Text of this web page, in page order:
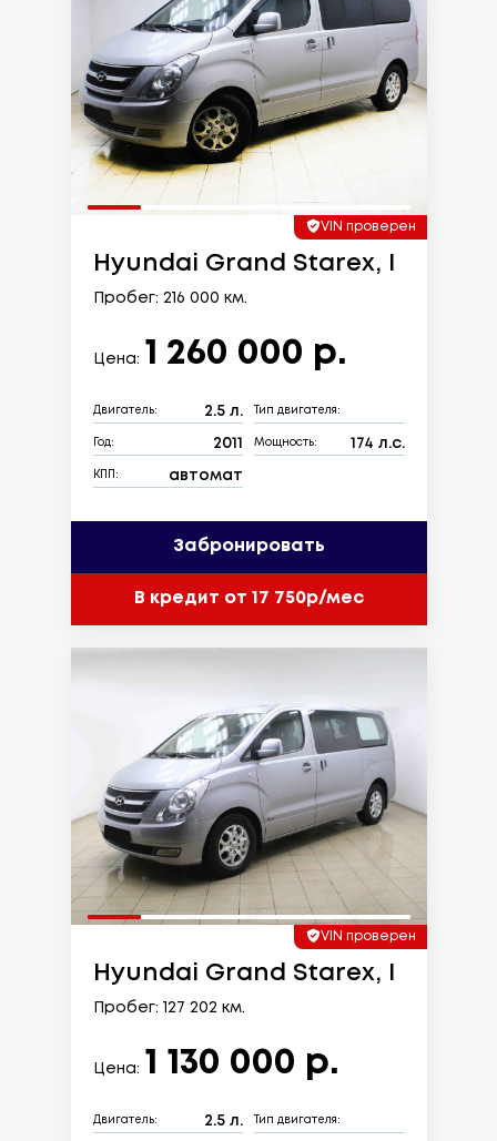
VIN проверен
Hyundai Grand Starex, I
Пробег: 216 000 км.
Цена: 1 260 000 р.
Двигатель: 2.5 л. Тип двигателя:
Год: 2011 Мощность: 174 л.с.
КПП: автомат
Забронировать
В кредит от 17 750р/мес
VIN проверен
Hyundai Grand Starex, I
Пробег: 127 202 км.
Цена: 1 130 000 р.
Двигатель: 2.5 л. Тип двигателя: